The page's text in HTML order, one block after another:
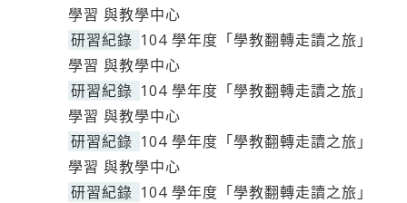
學習 與教學中心
研習紀錄 104 學年度「學教翻轉走讀之旅」
學習 與教學中心
研習紀錄 104 學年度「學教翻轉走讀之旅」
學習 與教學中心
研習紀錄 104 學年度「學教翻轉走讀之旅」
學習 與教學中心
研習紀錄 104 學年度「學教翻轉走讀之旅」